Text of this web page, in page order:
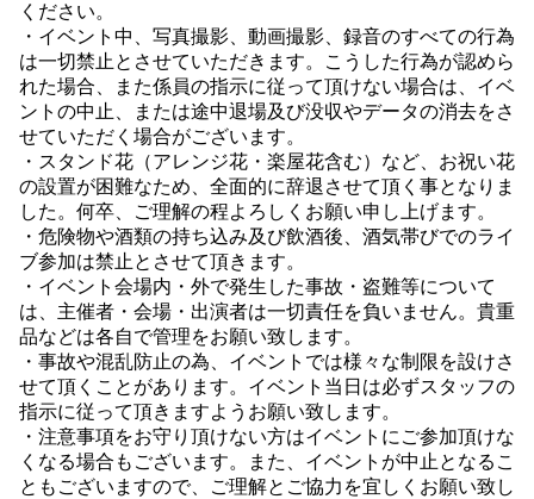
ください。
・イベント中、写真撮影、動画撮影、録音のすべての行為
は一切禁止とさせていただきます。こうした行為が認めら
れた場合、また係員の指示に従って頂けない場合は、イベ
ントの中止、または途中退場及び没収やデータの消去をさ
せていただく場合がございます。
・スタンド花（アレンジ花・楽屋花含む）など、お祝い花
の設置が困難なため、全面的に辞退させて頂く事となりま
した。何卒、ご理解の程よろしくお願い申し上げます。
・危険物や酒類の持ち込み及び飲酒後、酒気帯びでのライ
ブ参加は禁止とさせて頂きます。
・イベント会場内・外で発生した事故・盗難等について
は、主催者・会場・出演者は一切責任を負いません。貴重
品などは各自で管理をお願い致します。
・事故や混乱防止の為、イベントでは様々な制限を設けさ
せて頂くことがあります。イベント当日は必ずスタッフの
指示に従って頂きますようお願い致します。
・注意事項をお守り頂けない方はイベントにご参加頂けな
くなる場合もございます。また、イベントが中止となるこ
ともございますので、ご理解とご協力を宜しくお願い致し